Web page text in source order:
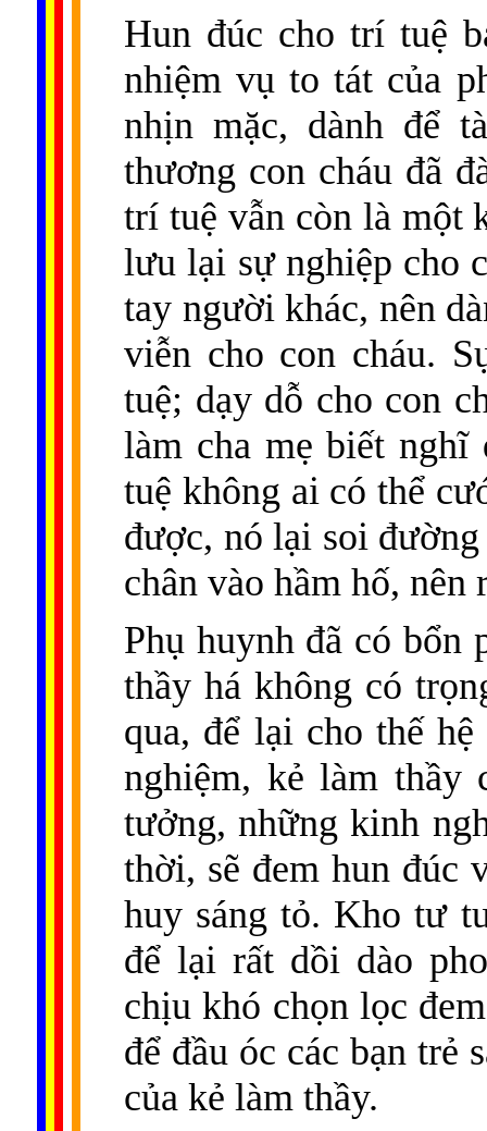
Hun đúc cho trí tuệ
nhiệm vụ to tát của
nhịn mặc, dành để
thương con cháu đã
trí tuệ vẫn còn là một
lưu lại sự nghiệp cho
tay người khác, nên
viễn cho con cháu.
tuệ; dạy dỗ cho con
làm cha mẹ biết nghĩ
tuệ không ai có thể
được, nó lại soi
chân vào hầm hố, nên
Phụ huynh đã có bổn
thầy há không có
qua, để lại cho thế
nghiệm, kẻ làm thầy
tưởng, những kinh
thời, sẽ đem hun đúc
huy sáng tỏ. Kho tư
để lại rất dồi dào
chịu khó chọn lọc
để đầu óc các bạn trẻ
của kẻ làm thầy.